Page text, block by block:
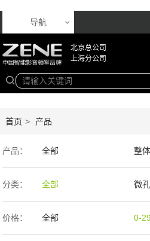
导航
北京总公司
上海分公司
首页 > 产品
产品： 全部 整
音响产品 投
专业扩声音箱 幕布
分类： 全部 微
编织透声幕 高
价格： 全部 0-